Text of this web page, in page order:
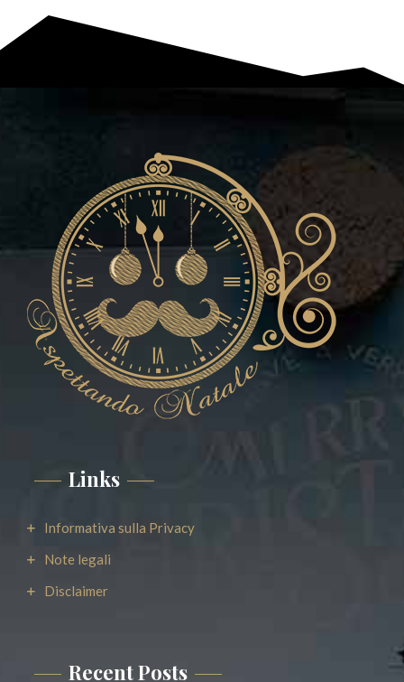
Links
Informativa sulla Privacy
Note legali
Disclaimer
Recent Posts